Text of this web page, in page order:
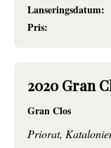
Lanseringsdatum:
Pris:
2020 Gran
Gran Clos
Priorat,